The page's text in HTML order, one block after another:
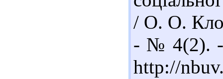
/ О. О.
- № 4(2). -
http://